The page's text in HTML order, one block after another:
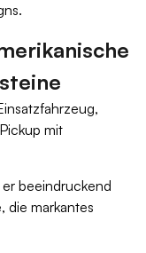
mit
beeindruckend
die markantes